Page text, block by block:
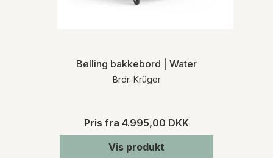
Bølling bakkebord | Water
Brdr. Krüger
Pris fra 4.995,00 DKK
Vis produkt